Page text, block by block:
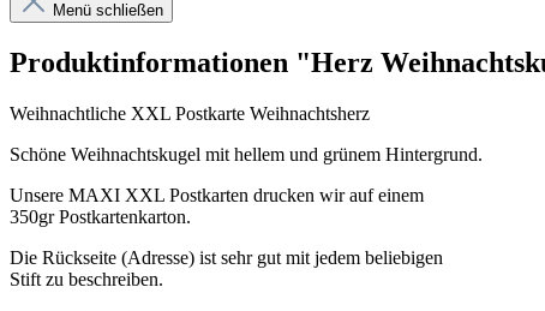
Menü schließen
Produktinformationen "Herz
Weihnachtliche XXL Postkarte Weihnachtsherz
Schöne Weihnachtskugel mit hellem und grünem Hintergrund.
Unsere MAXI XXL Postkarten drucken wir auf einem
350gr Postkartenkarton.
Die Rückseite (Adresse) ist sehr gut mit jedem beliebigen
Stift zu beschreiben.